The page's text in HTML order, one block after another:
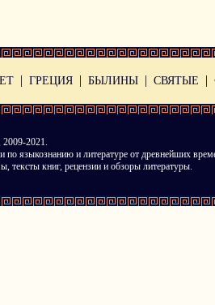
| ГРЕЦИЯ | БЫЛИНЫ | СВЯТЫЕ |
2009-2021.
по языкознанию и литературе от древнейших
тексты книг, рецензии и обзоры литературы.